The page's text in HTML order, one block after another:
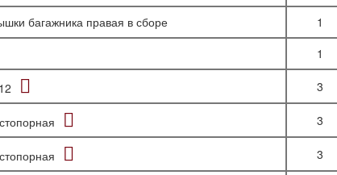
багажника правая в сборе
1
1
3
3
3